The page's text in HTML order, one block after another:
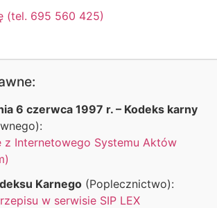
(tel. 695 560 425)
6 czerwca 1997 r. – Kodeks karny
z Internetowego Systemu Aktów
Karnego (Poplecznictwo):
w serwisie SIP LEX